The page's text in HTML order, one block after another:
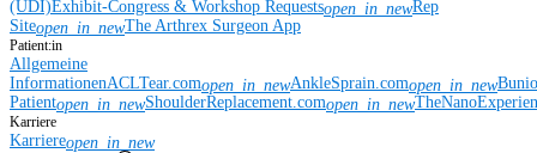
(UDI)Exhibit-Congress & Workshop Requestsopen_in_newRep
Siteopen_in_newThe Arthrex Surgeon App
Patient:in
Allgemeine
InformationenACLTear.comopen_in_newAnkleSprain.comopen_in_new
Patientopen_in_newShoulderReplacement.comopen_in_new
Karriere
Karriereopen_in_new